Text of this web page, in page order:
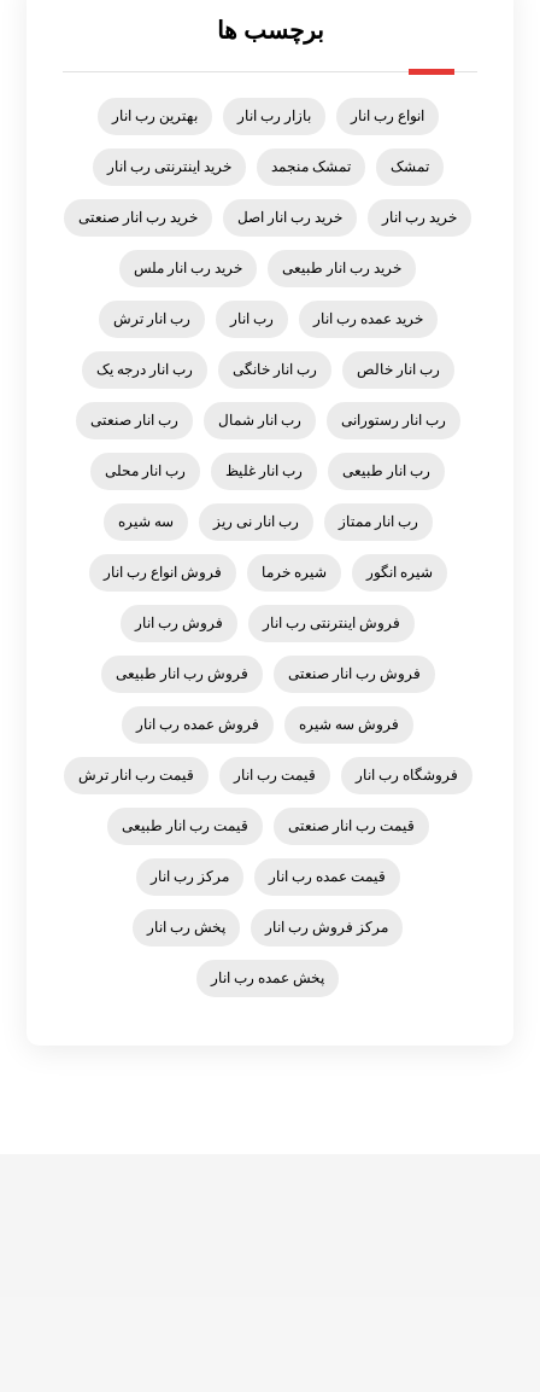
برچسب ها
انواع رب انار بازار رب انار بهترین رب انار
تمشک تمشک منجمد خرید اینترنتی رب انار
خرید رب انار خرید رب انار اصل خرید رب انار صنعتی
خرید رب انار طبیعی خرید رب انار ملس
خرید عمده رب انار رب انار رب انار ترش
رب انار خالص رب انار خانگی رب انار درجه یک
رب انار رستورانی رب انار شمال رب انار صنعتی
رب انار طبیعی رب انار غلیظ رب انار محلی
رب انار ممتاز رب انار نی ریز سه شیره
شیره انگور شیره خرما فروش انواع رب انار
فروش اینترنتی رب انار فروش رب انار
فروش رب انار صنعتی فروش رب انار طبیعی
فروش سه شیره فروش عمده رب انار
فروشگاه رب انار قیمت رب انار قیمت رب انار ترش
قیمت رب انار صنعتی قیمت رب انار طبیعی
قیمت عمده رب انار مرکز رب انار
مرکز فروش رب انار پخش رب انار
پخش عمده رب انار